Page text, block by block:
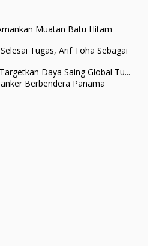
Muatan Batu Hitam
Tugas, Arif Toha Sebagai
Daya Saing Global Tu...
Berbendera Panama